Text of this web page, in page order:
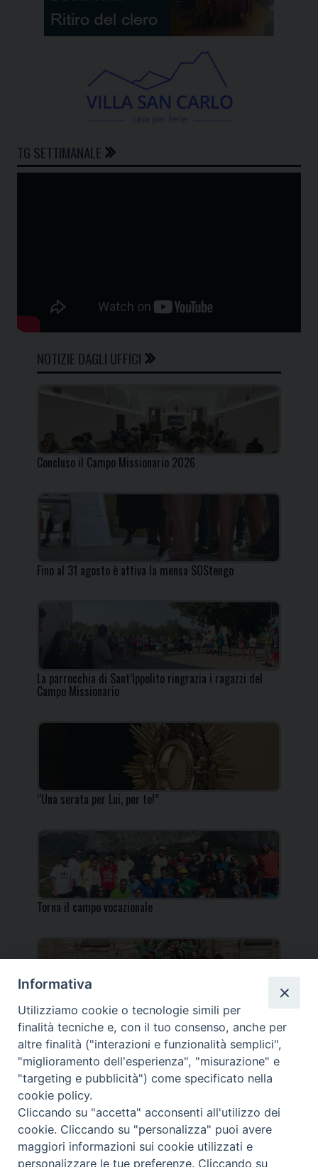
TG SETTIMANALE
NOTIZIE DAGLI UFFICI
Concluso il Campo Missionario 2026
Fino al 31 agosto è attiva la mensa SOStengo
La parrocchia di Sant’Ippolito ringrazia i ragazzi del
Campo Missionario
“Una serata per Lui, per te!”
Torna il campo vocazionale
Torna il Campo Missionario Diocesano
_____________________________________________________
_____________________________
DIOCESI DI FANO FOSSOMBRONE CAGLI PERGOLA | Via Roma,
118 - 61032 FANO (PU) |
Informativa
Utilizziamo cookie o tecnologie simili per
finalità tecniche e, con il tuo consenso, anche per
altre finalità ("interazioni e funzionalità semplici",
"miglioramento dell'esperienza", "misurazione" e
"targeting e pubblicità") come specificato nella
cookie policy.
Cliccando su "accetta" acconsenti all'utilizzo dei
cookie. Cliccando su "personalizza" puoi avere
maggiori informazioni sui cookie utilizzati e
personalizzare le tue preferenze. Cliccando su